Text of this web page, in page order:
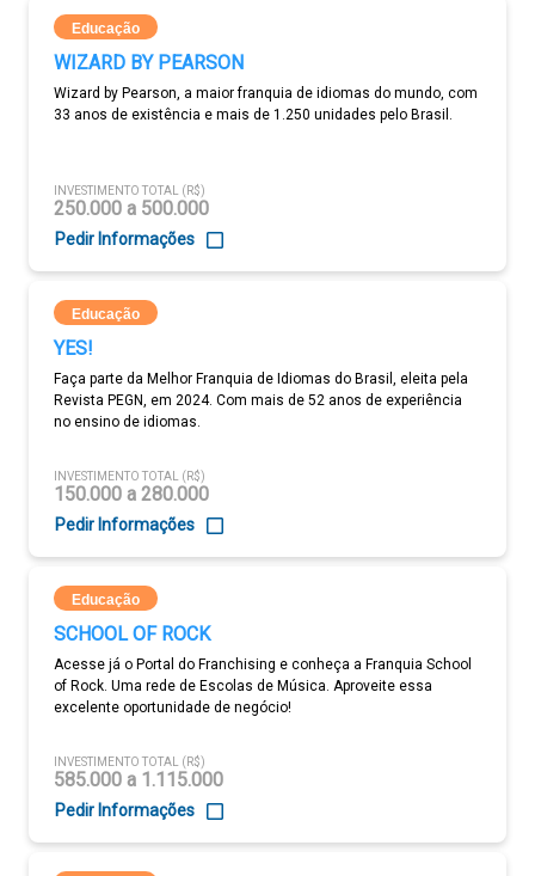
Educação
WIZARD BY PEARSON
Wizard by Pearson, a maior franquia de idiomas do mundo, com
33 anos de existência e mais de 1.250 unidades pelo Brasil.
INVESTIMENTO TOTAL (R$)
250.000 a 500.000
Pedir Informações
Educação
YES!
Faça parte da Melhor Franquia de Idiomas do Brasil, eleita pela
Revista PEGN, em 2024. Com mais de 52 anos de experiência
no ensino de idiomas.
INVESTIMENTO TOTAL (R$)
150.000 a 280.000
Pedir Informações
Educação
SCHOOL OF ROCK
Acesse já o Portal do Franchising e conheça a Franquia School
of Rock. Uma rede de Escolas de Música. Aproveite essa
excelente oportunidade de negócio!
INVESTIMENTO TOTAL (R$)
585.000 a 1.115.000
Pedir Informações